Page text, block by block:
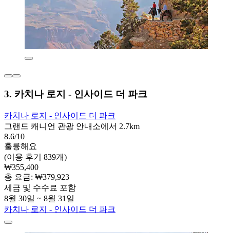
3. 카치나 로지 - 인사이드 더 파크
카치나 로지 - 인사이드 더 파크
그랜드 캐니언 관광 안내소에서 2.7km
8.6/10
훌륭해요
(이용 후기 839개)
₩355,400
총 요금: ₩379,923
세금 및 수수료 포함
8월 30일 ~ 8월 31일
카치나 로지 - 인사이드 더 파크